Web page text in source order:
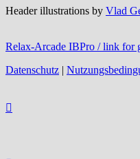
Header illustrations by Vlad
Relax-Arcade IBPro / link for
Datenschutz |